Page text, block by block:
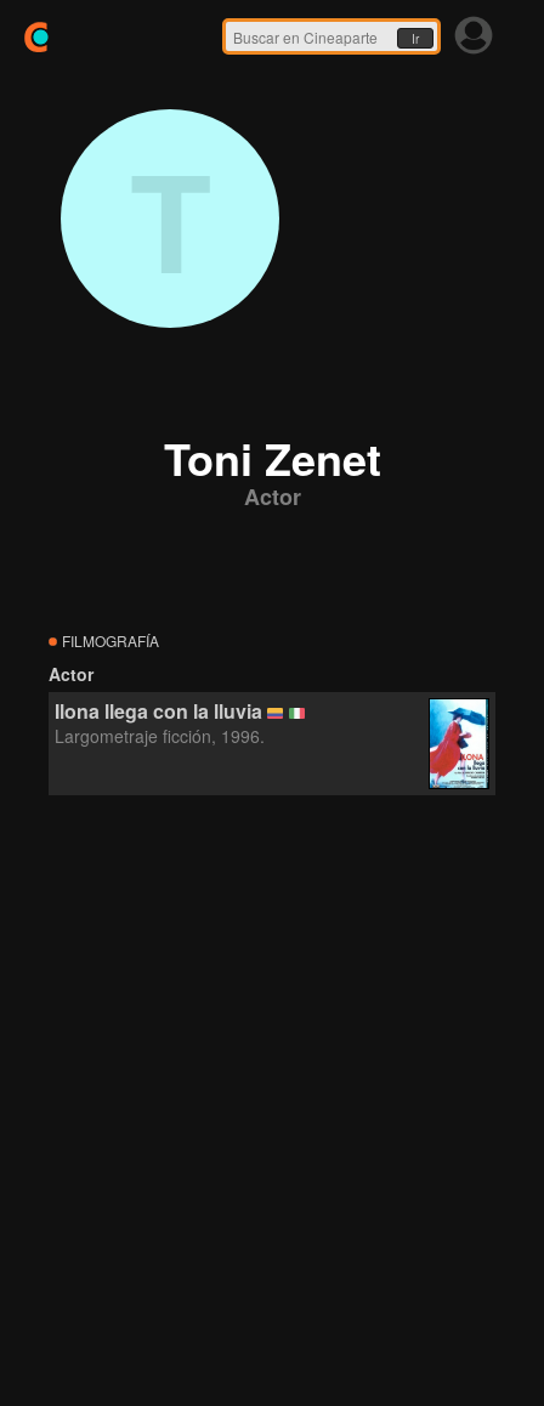
Ir
T
Toni Zenet
Actor
FILMOGRAFÍA
Actor
Ilona llega con la lluvia
Largometraje ficción, 1996.